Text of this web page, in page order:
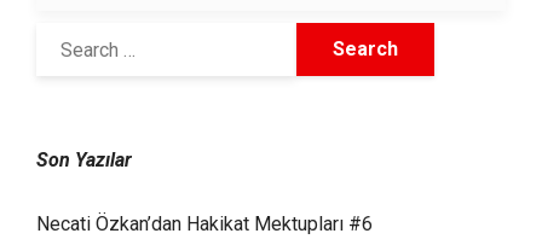
Son Yazılar
Necati Özkan’dan Hakikat Mektupları #6